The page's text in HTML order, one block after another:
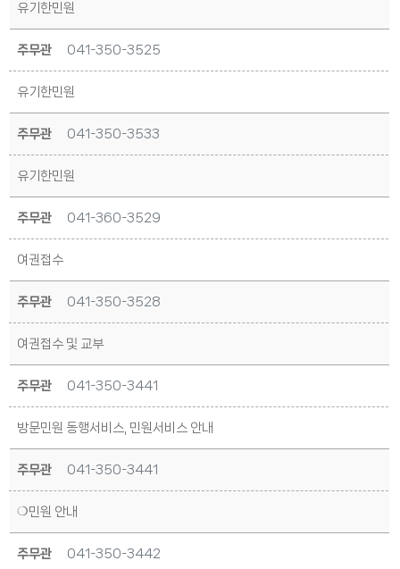
유기한민원
주무관 041-350-3525
유기한민원
주무관 041-350-3533
유기한민원
주무관 041-360-3529
여권접수
주무관 041-350-3528
여권접수 및 교부
주무관 041-350-3441
방문민원 동행서비스, 민원서비스 안내
주무관 041-350-3441
❍민원 안내
주무관 041-350-3442